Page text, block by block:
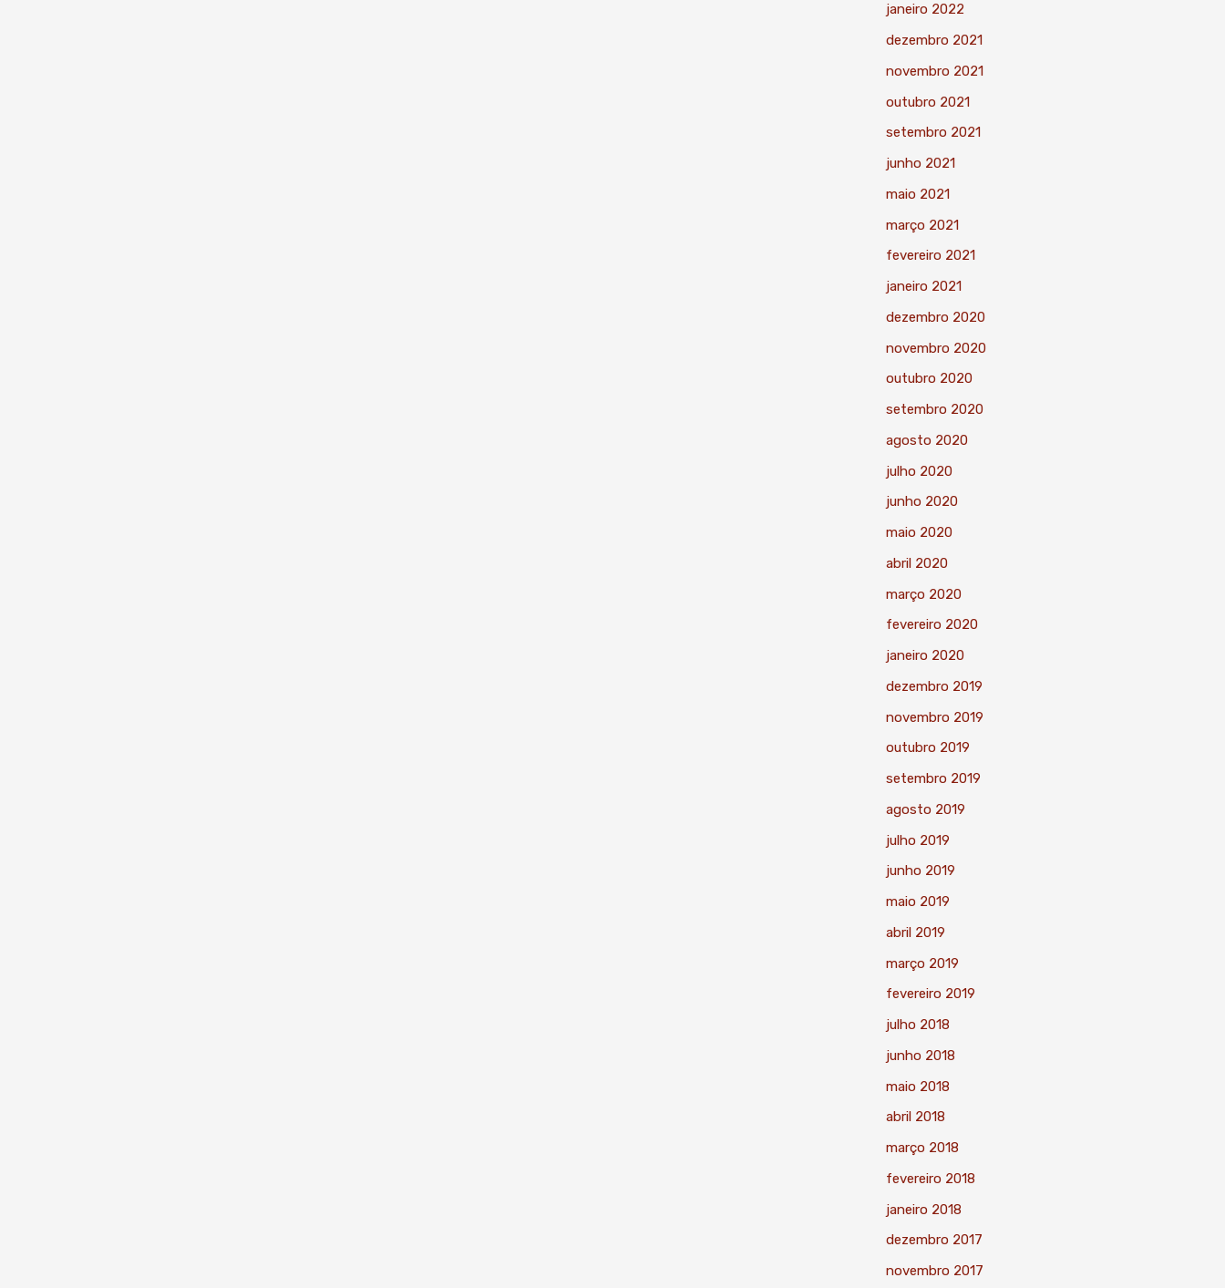
janeiro 2022
dezembro 2021
novembro 2021
outubro 2021
setembro 2021
junho 2021
maio 2021
março 2021
fevereiro 2021
janeiro 2021
dezembro 2020
novembro 2020
outubro 2020
setembro 2020
agosto 2020
julho 2020
junho 2020
maio 2020
abril 2020
março 2020
fevereiro 2020
janeiro 2020
dezembro 2019
novembro 2019
outubro 2019
setembro 2019
agosto 2019
julho 2019
junho 2019
maio 2019
abril 2019
março 2019
fevereiro 2019
julho 2018
junho 2018
maio 2018
abril 2018
março 2018
fevereiro 2018
janeiro 2018
dezembro 2017
novembro 2017